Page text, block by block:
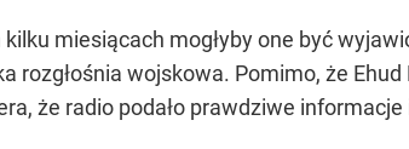
miesiącach mogłyby one być
wojskowa. Pomimo, że Ehud
że radio podało prawdziwe